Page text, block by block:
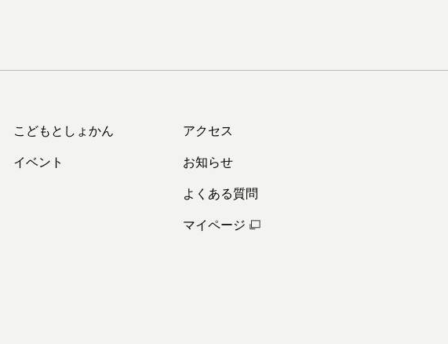
こどもとしょかん
イベント
アクセス
お知らせ
よくある質問
マイページ